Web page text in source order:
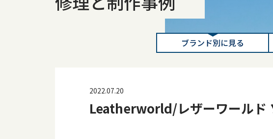
ブランド別に見る
2022.07.20
Leatherworld/レザーワールド